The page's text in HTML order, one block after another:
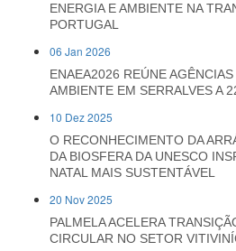
ENERGIA E AMBIENTE NA
PORTUGAL
06 Jan 2026
ENAEA2026 REÚNE
AMBIENTE EM SERRALVES A
10 Dez 2025
O RECONHECIMENTO DA
DA BIOSFERA DA UNESCO
NATAL MAIS SUSTENTÁVEL
20 Nov 2025
PALMELA ACELERA
CIRCULAR NO SETOR